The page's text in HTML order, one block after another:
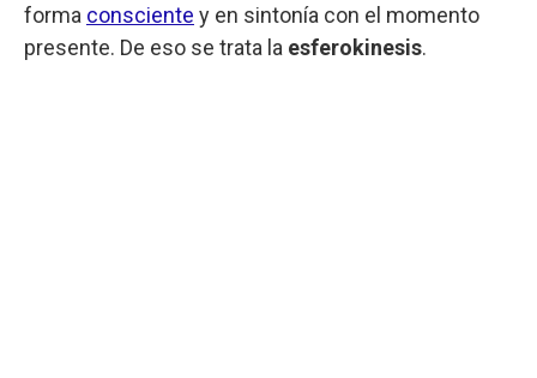
forma consciente y en sintonía con el momento
presente. De eso se trata la esferokinesis.